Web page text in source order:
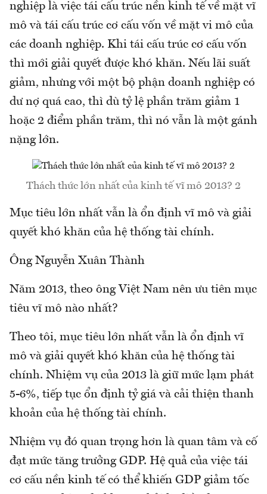
nghiệp là việc tái cấu trúc nền kinh tế về mặt vĩ
mô và tái cấu trúc cơ cấu vốn về mặt vi mô của
các doanh nghiệp. Khi tái cấu trúc cơ cấu vốn
thì mới giải quyết được khó khăn. Nếu lãi suất
giảm, nhưng với một bộ phận doanh nghiệp có
dư nợ quá cao, thì dù tỷ lệ phần trăm giảm 1
hoặc 2 điểm phần trăm, thì nó vẫn là một gánh
nặng lớn.
Thách thức lớn nhất của kinh tế vĩ mô 2013? 2
Mục tiêu lớn nhất vẫn là ổn định vĩ mô và giải
quyết khó khăn của hệ thống tài chính.
Ông Nguyễn Xuân Thành
Năm 2013, theo ông Việt Nam nên ưu tiên mục
tiêu vĩ mô nào nhất?
Theo tôi, mục tiêu lớn nhất vẫn là ổn định vĩ
mô và giải quyết khó khăn của hệ thống tài
chính. Nhiệm vụ của 2013 là giữ mức lạm phát
5-6%, tiếp tục ổn định tỷ giá và cải thiện thanh
khoản của hệ thống tài chính.
Nhiệm vụ đó quan trọng hơn là quan tâm và cố
đạt mức tăng trưởng GDP. Hệ quả của việc tái
cơ cấu nền kinh tế có thể khiến GDP giảm tốc